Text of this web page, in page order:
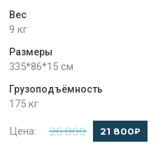
Вес
9 кг
Размеры
335*86*15 см
Грузоподъёмность
175 кг
Цена: 26 800 21 800₽